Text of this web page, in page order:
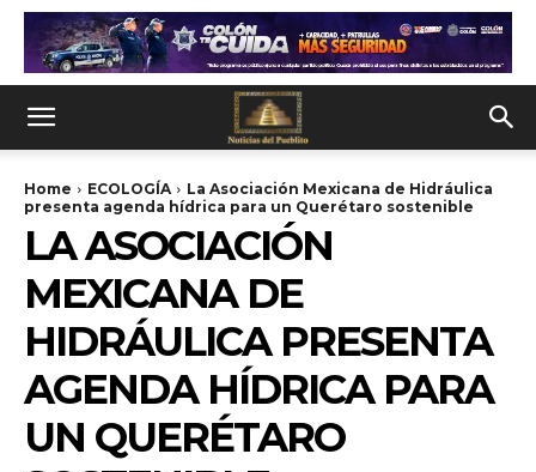
Home ECOLOGÍA
La Asociación Mexicana de Hidráulica
presenta agenda hídrica para un Querétaro sostenible
LA ASOCIACIÓN
MEXICANA DE
HIDRÁULICA PRESENTA
AGENDA HÍDRICA PARA
UN QUERÉTARO